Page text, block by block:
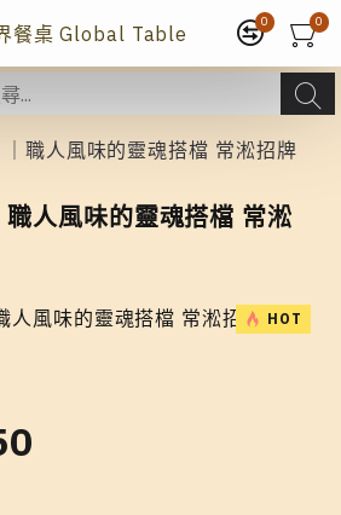
0 0
職人風味的靈魂搭檔 常淞招牌
人風味的靈魂搭檔 常淞
HOT